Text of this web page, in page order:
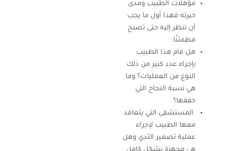
مؤهلات الطبيب ومدى
خبرته فهذا أول ما يجب
أن تنظر إليه حتى تصبح
مطمئنًا.
هل قام هذا الطبيب
بإجراء عدد كبير من ذلك
النوع من العمليات؟ وما
هي نسبة النجاح التي
حققها؟
المستشفى التي يتعاقد
معها الطبيب لإجراء
عملية تصغير الثدي وهل